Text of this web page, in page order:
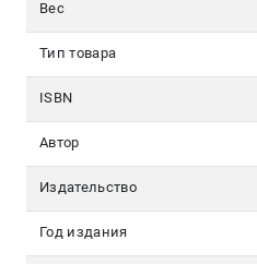
Вес
Тип товара
ISBN
Автор
Издательство
Год издания